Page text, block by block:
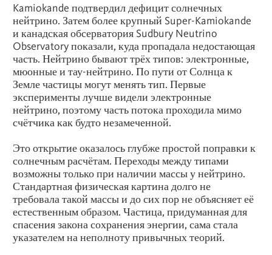
Kamiokande подтвердил дефицит солнечных
нейтрино. Затем более крупный Super-Kamiokande
и канадская обсерватория Sudbury Neutrino
Observatory показали, куда пропадала недостающая
часть. Нейтрино бывают трёх типов: электронные,
мюонные и тау-нейтрино. По пути от Солнца к
Земле частицы могут менять тип. Первые
эксперименты лучше видели электронные
нейтрино, поэтому часть потока проходила мимо
счётчика как будто незамеченной.
Это открытие оказалось глубже простой поправки к
солнечным расчётам. Переходы между типами
возможны только при наличии массы у нейтрино.
Стандартная физическая картина долго не
требовала такой массы и до сих пор не объясняет её
естественным образом. Частица, придуманная для
спасения закона сохранения энергии, сама стала
указателем на неполноту привычных теорий.